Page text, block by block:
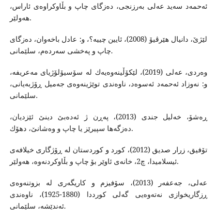
ئه‌حمه‌د سه‌ید عه‌لی به‌رزنجی، ده‌زگای چاپ و بڵاوكراوه‌ی ئاراس،
هه‌ولێر.
لێژێ، دانیال هێرڤیۆ (2008)، ئایین چییه‌؟، و: عادل باخه‌وان، ده‌زگای
چاپ و په‌خشی سه‌رده‌م، سلێمانی.
وه‌ردی، عه‌لی (2019)، لێكۆڵینه‌وه‌یه‌ك له‌ سۆسیۆلۆژیای مه‌عریفه‌،
و: نه‌وزاد ئه‌حمه‌د ئه‌سوه‌د، ناوه‌ندی توێژینه‌وه‌ی جه‌میل ڕۆژبه‌یانی،
سلێمانی.
ڕه‌شۆ، خه‌لیل جندی (2013)، په‌ڕن ژ ئه‌ده‌بێ دینێ ئێزدیان،
ده‌زگه‌ها سپیرێز یا چاپ و وه‌شانێ، دهۆك.
تۆفیق، زرار صدیق (2012)، كورد و كوردستان له‌ ڕۆژگاری خیلافه‌ی
ئیسلامیدا، چ2، خانه‌ی ئاوێر بۆ چاپ و بڵاوكردنه‌وه‌، هه‌ولێر.
عه‌لی، جه‌عفه‌ر (2013)، سۆفیزم و كاریگه‌ری له‌ بزوتنه‌وه‌ی
ڕزگاریخوازی نه‌ته‌وه‌یی گه‌لی كورددا (1880-1925)، ناوه‌ندی
ئه‌ندێشه‌، سلێمانی.